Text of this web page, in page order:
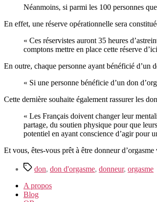
Néanmoins, si parmi les 100 personnes
En effet, une réserve opérationnelle sera
« Ces réservistes auront 35 heures
comptons mettre en place cette réserve
En outre, chaque personne ayant bénéficié d’un
« Si une personne bénéficie d’un don
Cette dernière souhaite également rassurer les
« Les Français doivent changer leur
partage, du soutien physique pour que
potentiel en ayant conscience d’agir pour
Et vous, êtes-vous prêt à être donneur
Étiquettes
don, don d'orgasme, donneur, orgasme
A propos
Blog